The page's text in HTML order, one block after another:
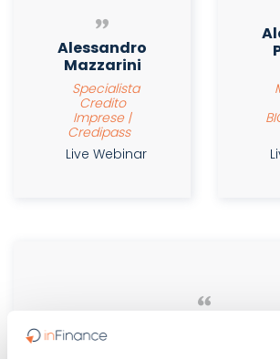
Alessandro
Mazzarini
Specialista
Credito
Imprese |
Credipass
Live Webinar
approfondimenti su casi pratici.